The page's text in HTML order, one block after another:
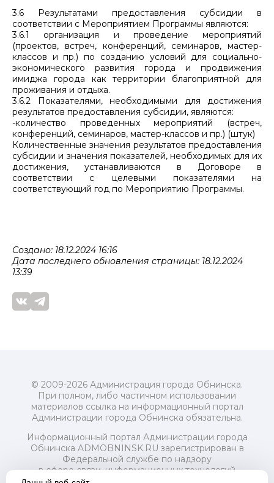
3.6 Результатами предоставления субсидии в
соответствии с Мероприятием Программы являются:
3.6.1 организация и проведение мероприятий
(проектов, встреч, конференций, семинаров, мастер-
классов и пр.) по созданию условий для социально-
экономического развития города и продвижения
имиджа города как территории благоприятной для
проживания и отдыха.
3.6.2 Показателями, необходимыми для достижения
результатов предоставления субсидии, являются:
-количество проведенных мероприятий (встреч,
конференций, семинаров, мастер-классов и пр.) (штук)
Количественные значения результатов предоставления
субсидии и значения показателей, необходимых для их
достижения, устанавливаются в Договоре в
соответствии с целевыми показателями на
соответствующий год по Мероприятию Программы.
Создано: 18.12.2024 16:16
Дата последнего обновления страницы: 18.12.2024
13:39
© 2009-2026 Администрация города Обнинска.
При полном, либо частичном использовании
материалов ссылка на информационный портал
Администрации города Обнинска обязательна.
Информационный портал Администрации города
Обнинска ADMOBNINSK.RU зарегистрирован в
Федеральной службе по надзору
в сфере связи, информационных технологий